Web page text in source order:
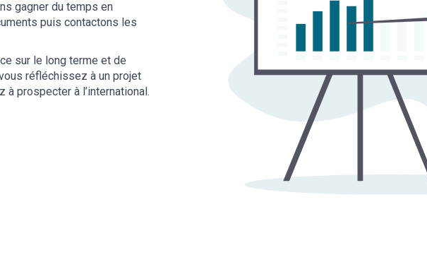
gagner du temps en
puis contactons les
sur le long terme et de
réfléchissez à un projet
prospecter à l’international.